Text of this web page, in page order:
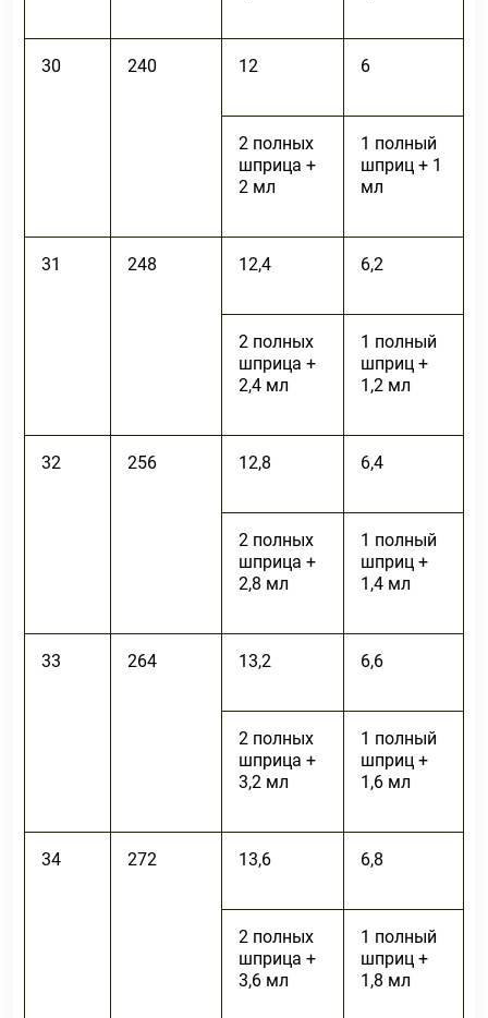
30 240 12 6
2 полных
шприца +
2 мл
1 полный
шприц + 1
мл
31 248 12,4 6,2
2 полных
шприца +
2,4 мл
1 полный
шприц +
1,2 мл
32 256 12,8 6,4
2 полных
шприца +
2,8 мл
1 полный
шприц +
1,4 мл
33 264 13,2 6,6
2 полных
шприца +
3,2 мл
1 полный
шприц +
1,6 мл
34 272 13,6 6,8
2 полных
шприца +
3,6 мл
1 полный
шприц +
1,8 мл